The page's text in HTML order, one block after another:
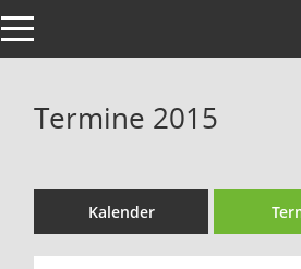
Toggle navigation
Termine 2015
Kalender